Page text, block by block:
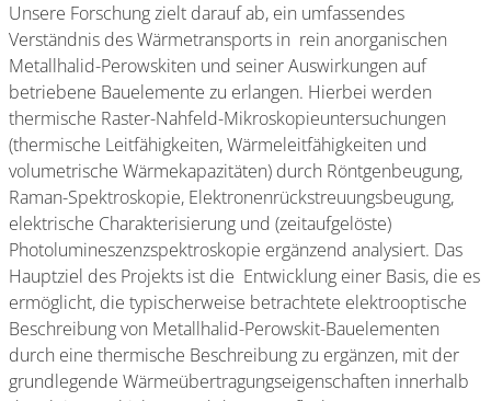
Unsere Forschung zielt darauf ab, ein umfassendes
Verständnis des Wärmetransports in rein anorganischen
Metallhalid-Perowskiten und seiner Auswirkungen auf
betriebene Bauelemente zu erlangen. Hierbei werden
thermische Raster-Nahfeld-Mikroskopieuntersuchungen
(thermische Leitfähigkeiten, Wärmeleitfähigkeiten und
volumetrische Wärmekapazitäten) durch Röntgenbeugung,
Raman-Spektroskopie, Elektronenrückstreuungsbeugung,
elektrische Charakterisierung und (zeitaufgelöste)
Photolumineszenzspektroskopie ergänzend analysiert. Das
Hauptziel des Projekts ist die Entwicklung einer Basis, die es
ermöglicht, die typischerweise betrachtete elektrooptische
Beschreibung von Metallhalid-Perowskit-Bauelementen
durch eine thermische Beschreibung zu ergänzen, mit der
grundlegende Wärmeübertragungseigenschaften innerhalb